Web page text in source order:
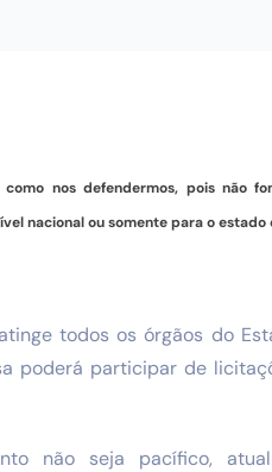
nos defendermos, pois não
nacional ou somente para o
todos os órgãos do
poderá participar de
não seja pacífico,